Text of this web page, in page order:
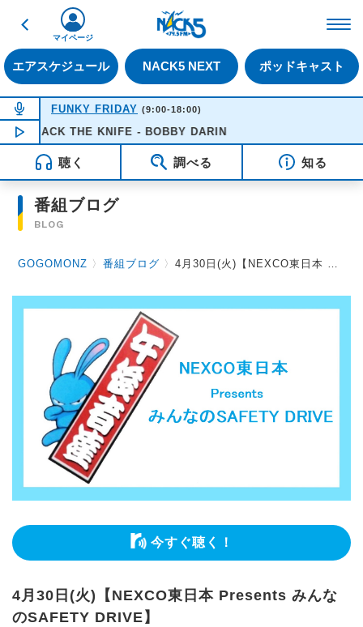
戻る
エアスケジュール NACK5 NEXT ポッドキャスト
マイページ
NOW ON AIR
FUNKY FRIDAY (9:00-18:00)
NOW PLAYING16:51
MACK THE KNIFE - BOBBY DARIN
聴く 調べる 知る
番組ブログ
BLOG
GOGOMONZ 〉番組ブログ 〉4月30日(火)【NEXCO東日本 Presents みんなのSAFETY DRIVE】
今すぐ聴く！
4月30日(火)【NEXCO東日本 Presents みんな
のSAFETY DRIVE】